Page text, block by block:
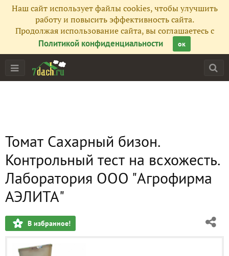
Наш сайт использует файлы cookies, чтобы улучшить
работу и повысить эффективность сайта.
Продолжая использование сайта, вы соглашаетесь с
Политикой конфиденциальности
ок
Томат Сахарный бизон.
Контрольный тест на всхожесть.
Лаборатория ООО "Агрофирма
АЭЛИТА"
В избранное!